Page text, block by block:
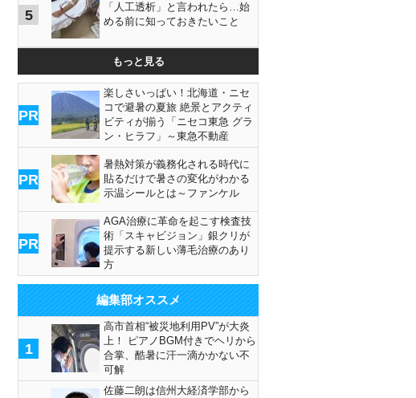
5
「人工透析」と言われたら…始
める前に知っておきたいこと
もっと見る
PR
楽しさいっぱい！北海道・ニセ
コで避暑の夏旅 絶景とアクティ
ビティが揃う「ニセコ東急 グラ
ン・ヒラフ」～東急不動産
PR
暑熱対策が義務化される時代に
貼るだけで暑さの変化がわかる
示温シールとは～ファンケル
PR
AGA治療に革命を起こす検査技
術「スキャビジョン」銀クリが
提示する新しい薄毛治療のあり
方
編集部オススメ
1
高市首相“被災地利用PV”が大炎
上！ ピアノBGM付きでヘリから
合掌、酷暑に汗一滴かかない不
可解
佐藤二朗は信州大経済学部から